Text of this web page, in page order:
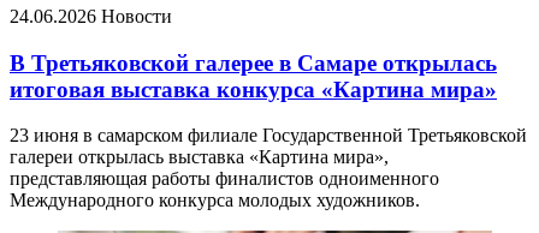
24.06.2026 Новости
В Третьяковской галерее в Самаре открылась
итоговая выставка конкурса «Картина мира»
23 июня в самарском филиале Государственной Третьяковской
галереи открылась выставка «Картина мира»,
представляющая работы финалистов одноименного
Международного конкурса молодых художников.